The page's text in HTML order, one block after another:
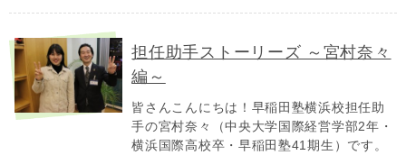
担任助手ストーリーズ ～宮村奈々
編～
皆さんこんにちは！早稲田塾横浜校担任助
手の宮村奈々（中央大学国際経営学部2年・
横浜国際高校卒・早稲田塾41期生）です。